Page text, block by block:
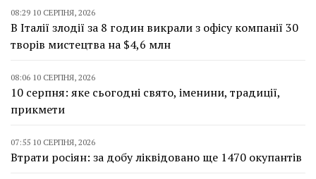
08:29 10 СЕРПНЯ, 2026
В Італії злодії за 8 годин викрали з офісу компанії 30
творів мистецтва на $4,6 млн
08:06 10 СЕРПНЯ, 2026
10 серпня: яке сьогодні свято, іменини, традиції,
прикмети
07:55 10 СЕРПНЯ, 2026
Втрати росіян: за добу ліквідовано ще 1470 окупантів